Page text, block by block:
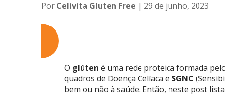
Por Celivita Gluten Free | 29 de junho, 2023
O glúten é uma rede proteica formada
quadros de Doença Celíaca e SGNC
bem ou não à saúde. Então, neste post